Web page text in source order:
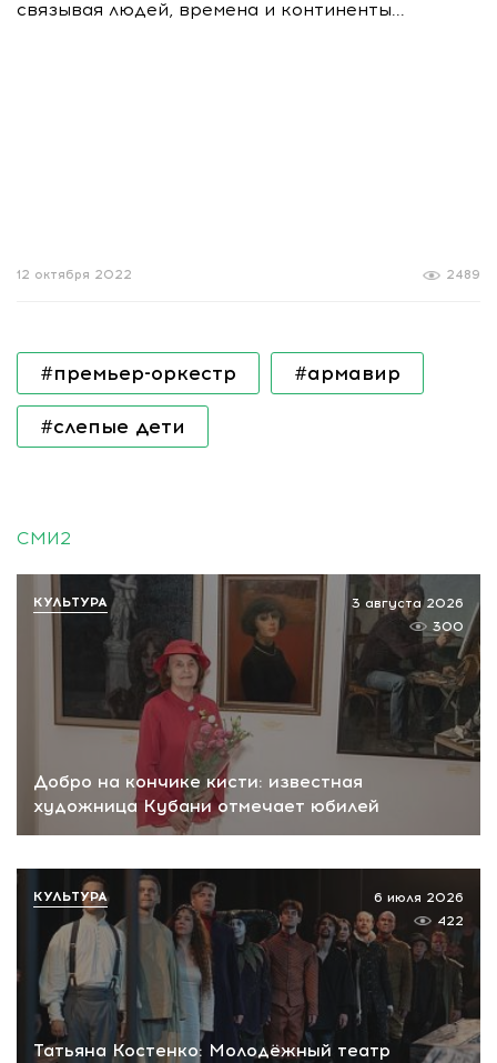
связывая людей, времена и континенты...
2489
12 октября 2022
#премьер-оркестр #армавир
#слепые дети
СМИ2
Добро на кончике кисти: известная
художница Кубани отмечает юбилей
3 августа 2026
300
КУЛЬТУРА
Татьяна Костенко: Молодёжный театр
6 июля 2026
422
КУЛЬТУРА